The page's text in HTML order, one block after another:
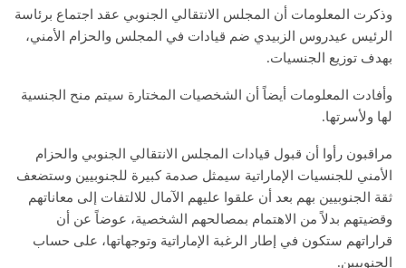
وذكرت المعلومات أن المجلس الانتقالي الجنوبي عقد اجتماع برئاسة
الرئيس عيدروس الزبيدي ضم قيادات في المجلس والحزام الأمني،
بهدف توزيع الجنسيات.
وأفادت المعلومات أيضاً أن الشخصيات المختارة سيتم منح الجنسية
لها ولأسرتها.
مراقبون رأوا أن قبول قيادات المجلس الانتقالي الجنوبي والحزام
الأمني للجنسيات الإماراتية سيمثل صدمة كبيرة للجنوبيين وستضعف
ثقة الجنوبيين بهم بعد أن علقوا عليهم الآمال للالتفات إلى معاناتهم
وقضيتهم بدلاً من الاهتمام بمصالحهم الشخصية، عوضاً عن أن
قراراتهم ستكون في إطار الرغبة الإماراتية وتوجهاتها، على حساب
الجنوبيين.